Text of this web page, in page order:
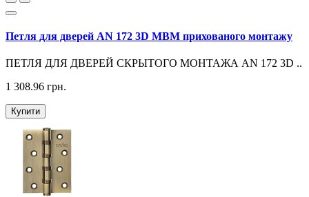
Петля для дверей AN 172 3D МВМ прихованого монтажу
ПЕТЛЯ ДЛЯ ДВЕРЕЙ СКРЫТОГО МОНТАЖА AN 172 3D ..
1 308.96 грн.
Купити